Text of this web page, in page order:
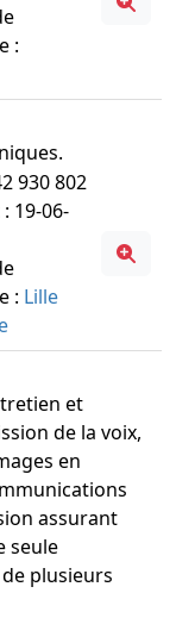
:
930 802
19-06-
: Lille
et
de la voix,
en
assurant
seule
plusieurs